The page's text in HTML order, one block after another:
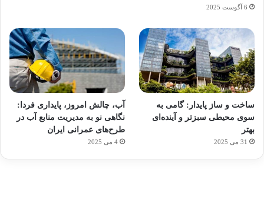
6 آگوست 2025
ساخت و ساز پایدار: گامی به
سوی محیطی سبزتر و آینده‌ای
بهتر
31 می 2025
آب، چالش امروز، پایداری فردا:
نگاهی نو به مدیریت منابع آب در
طرح‌های عمرانی ایران
4 می 2025
آماده
برای
کشف
توسط
ژاکت
در
ی سفر
مجازی
…
توسط
ورزش
با
ساعت
هوشمند
عکاسی
با طعم
توسط
ژاکت
در
هدفون
های
2023
توسط
ژاکت